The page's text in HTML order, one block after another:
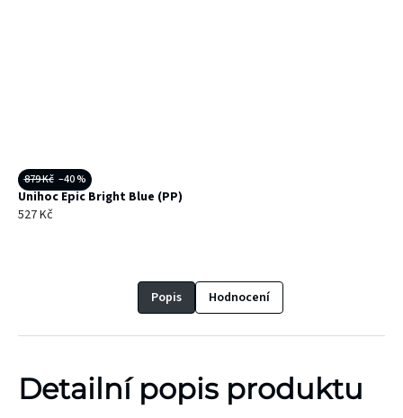
879 Kč –40 %
Unihoc Epic Bright Blue (PP)
527 Kč
Popis Hodnocení
Detailní popis produktu